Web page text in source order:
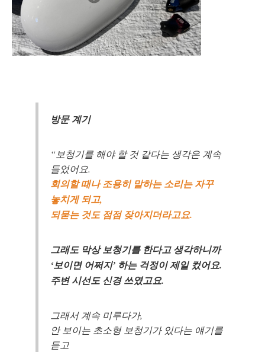
방문 계기
“보청기를 해야 할 것 같다는 생각은 계속
들었어요.
회의할 때나 조용히 말하는 소리는 자꾸
놓치게 되고,
되묻는 것도 점점 잦아지더라고요.
그래도 막상 보청기를 한다고 생각하니까
‘보이면 어쩌지’ 하는 걱정이 제일 컸어요.
주변 시선도 신경 쓰였고요.
그래서 계속 미루다가,
안 보이는 초소형 보청기가 있다는 얘기를
듣고